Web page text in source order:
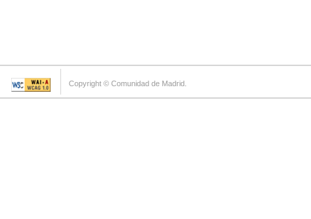
Copyright © Comunidad de Madrid.